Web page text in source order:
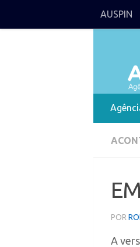
AUSPIN
POR
A